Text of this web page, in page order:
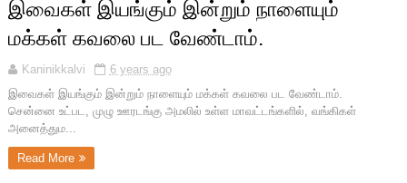
இவைகள் இயங்கும் இன்றும் நாளையும்
மக்கள் கவலை பட வேண்டாம்.
Kaninikkalvi
6 years ago
இவைகள் இயங்கும் இன்றும் நாளையும் மக்கள் கவலை பட வேண்டாம்.
சென்னை உட்பட, முழு ஊரடங்கு அமலில் உள்ள மாவட்டங்களில், வங்கிகள்
அனைத்தும...
Read More